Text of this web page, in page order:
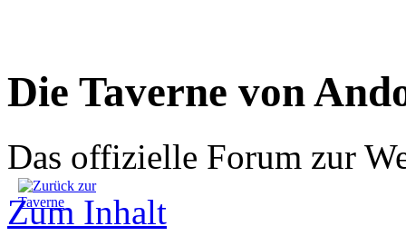
Die Taverne von
Das offizielle Forum zur
Zum Inhalt